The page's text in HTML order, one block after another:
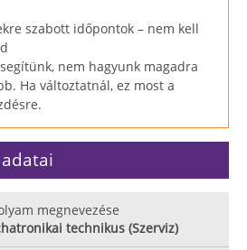
szabott időpontok – nem kell
nem hagyunk magadra
Ha változtatnál, ez most a
megnevezése
technikus (Szerviz)